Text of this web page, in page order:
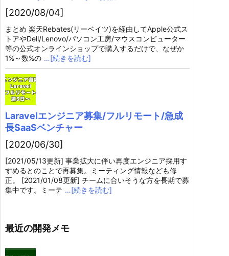
[2020/08/04]
まとめ 楽天Rebates(リーベイツ)を経由してApple公式ス
トアやDell/Lenovo/パソコン工房/マウスコンピューター
等の公式オンラインショップで購入するだけで、なぜか
1%～数%の …[続きを読む]
Laravelエンジニア募集/フルリモート/急成
長SaaSベンチャー
[2020/06/30]
[2021/05/13更新] 事業拡大に伴い再度エンジニア採用す
すめるとのことで再募集。ミーティング情報なども修
正。 [2021/01/08更新] チームに合いそうな方を長期で募
集中です。ミーテ …[続きを読む]
最近の開発メモ